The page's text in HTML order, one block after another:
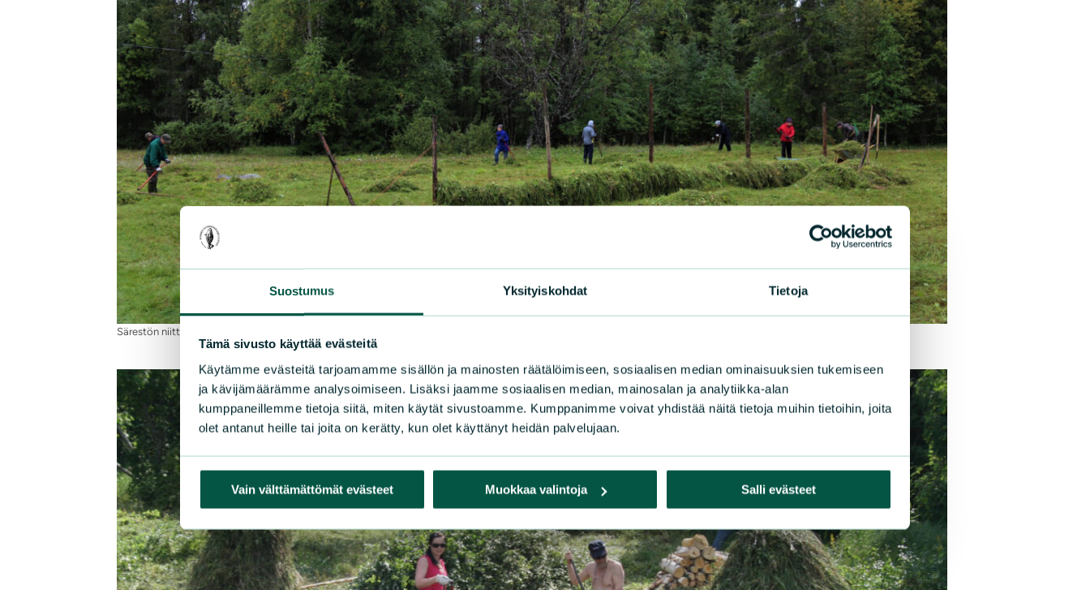
Suostumus Yksityiskohdat Tietoja
Tämä sivusto käyttää evästeitä
Käytämme evästeitä tarjoamamme sisällön ja mainosten räätälöimiseen, sosiaalisen median ominaisuuksien tukemiseen
ja kävijämäärämme analysoimiseen. Lisäksi jaamme sosiaalisen median, mainosalan ja analytiikka-alan
kumppaneillemme tietoja siitä, miten käytät sivustoamme. Kumppanimme voivat yhdistää näitä tietoja muihin tietoihin, joita
olet antanut heille tai joita on kerätty, kun olet käyttänyt heidän palvelujaan.
Vain välttämättömät evästeet Muokkaa valintoja Salli evästeet
Särestön niittotalkoot 26.8.2017